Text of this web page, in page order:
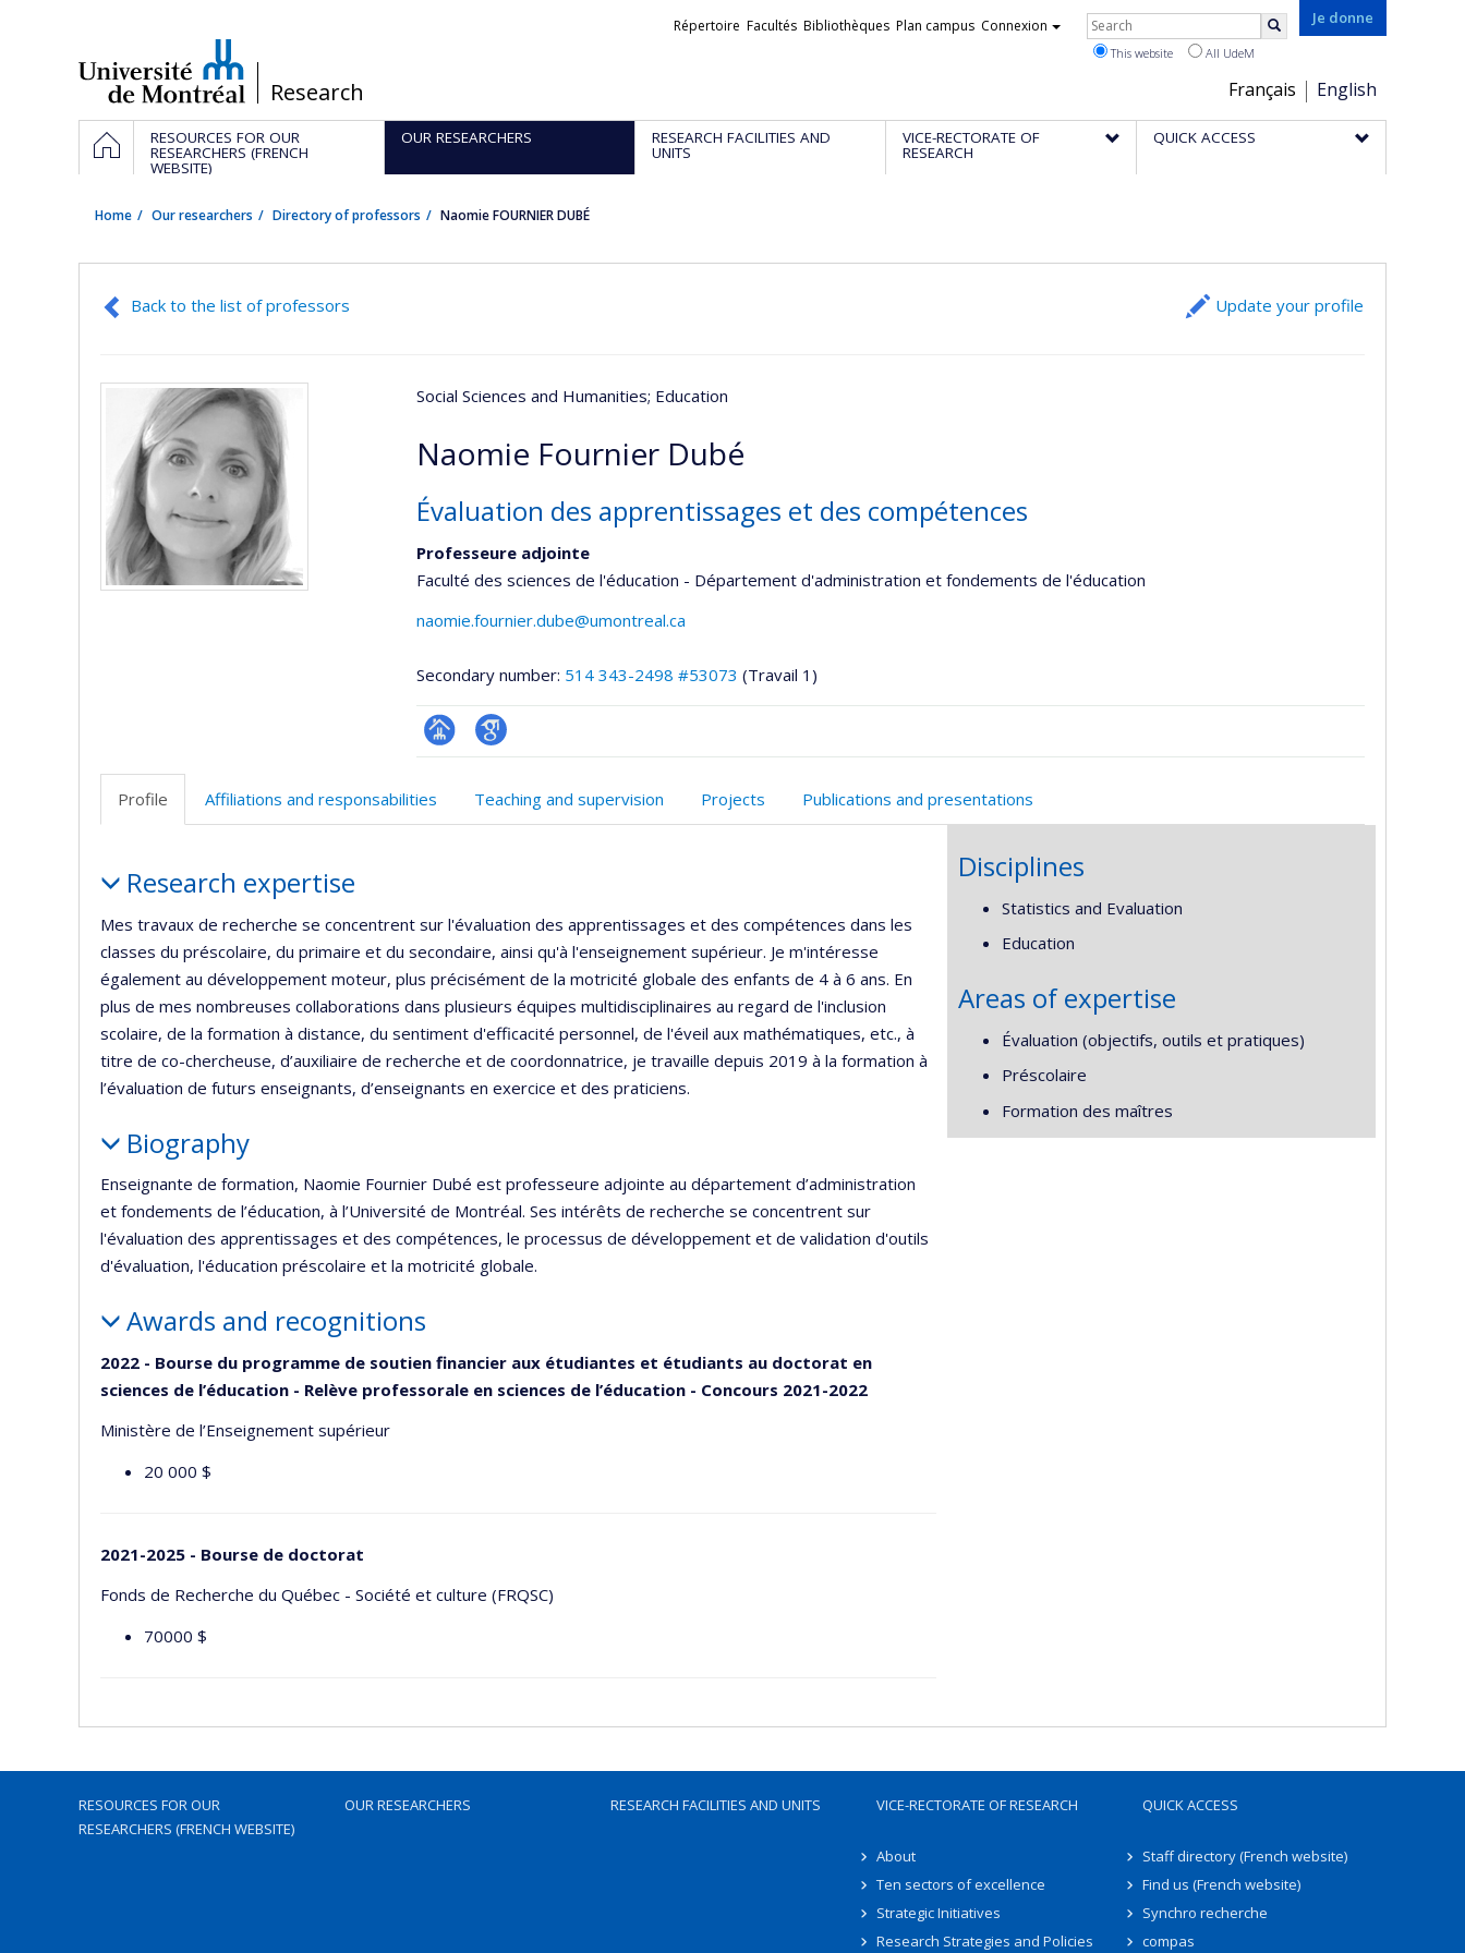
/Research
Je donne
Choix
de
la
Français English
Liens
Répertoire Facultés Bibliothèques Plan campus Connexion Rechercher
This website All UdeM
Navigation
principale
HOMERESOURCES FOR OUR
RESEARCHERS (FRENCH
WEBSITE)
OUR RESEARCHERS RESEARCH FACILITIES AND
UNITS
VICE-RECTORATE OF
RESEARCH
QUICK ACCESS
Home Our researchers Directory of professors Naomie FOURNIER DUBÉ
Back to the list of professors Update your profile
Social Sciences and Humanities; Education
Naomie Fournier Dubé
Évaluation des apprentissages et des compétences
Professeure adjointe
Faculté des sciences de l'éducation - Département d'administration et fondements de l'éducation
naomie.fournier.dube@umontreal.ca
Secondary number: 514 343-2498 #53073 (Travail 1)
Page
(faculté,département,école)
Google
Profile Affiliations and responsabilities Teaching and supervision Projects Publications and presentations
Research expertise
Mes travaux de recherche se concentrent sur l'évaluation des apprentissages et des compétences dans les
classes du préscolaire, du primaire et du secondaire, ainsi qu'à l'enseignement supérieur. Je m'intéresse
également au développement moteur, plus précisément de la motricité globale des enfants de 4 à 6 ans. En
plus de mes nombreuses collaborations dans plusieurs équipes multidisciplinaires au regard de l'inclusion
scolaire, de la formation à distance, du sentiment d'efficacité personnel, de l'éveil aux mathématiques, etc., à
titre de co-chercheuse, d’auxiliaire de recherche et de coordonnatrice, je travaille depuis 2019 à la formation à
l’évaluation de futurs enseignants, d’enseignants en exercice et des praticiens.
Biography
Enseignante de formation, Naomie Fournier Dubé est professeure adjointe au département d’administration
et fondements de l’éducation, à l’Université de Montréal. Ses intérêts de recherche se concentrent sur
l'évaluation des apprentissages et des compétences, le processus de développement et de validation d'outils
d'évaluation, l'éducation préscolaire et la motricité globale.
Awards and recognitions
2022 - Bourse du programme de soutien financier aux étudiantes et étudiants au doctorat en
sciences de l’éducation - Relève professorale en sciences de l’éducation - Concours 2021-2022
Ministère de l’Enseignement supérieur
20 000 $
2021-2025 - Bourse de doctorat
Fonds de Recherche du Québec - Société et culture (FRQSC)
70000 $
Disciplines
Statistics and Evaluation
Education
Areas of expertise
Évaluation (objectifs, outils et pratiques)
Préscolaire
Formation des maîtres
RESOURCES FOR OUR
RESEARCHERS (FRENCH WEBSITE)
OUR RESEARCHERS RESEARCH FACILITIES AND UNITS VICE-RECTORATE OF RESEARCH
About
Ten sectors of excellence
Strategic Initiatives
Research Strategies and Policies
QUICK ACCESS
Staff directory (French website)
Find us (French website)
Synchro recherche
compas